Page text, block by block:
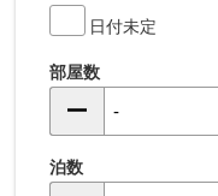
日付未定
部屋数
泊数